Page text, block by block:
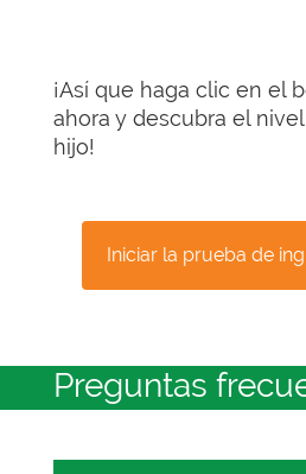
¡Así que haga clic en el
ahora y descubra el
hijo!
Iniciar la prueba de
Preguntas